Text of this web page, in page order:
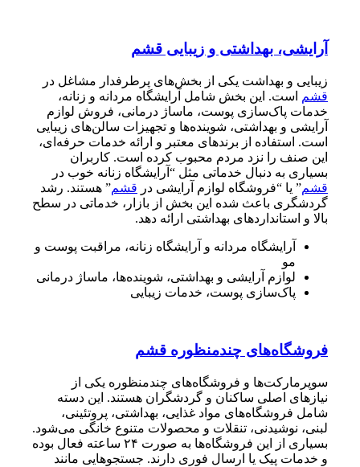
آرایشی، بهداشتی و زیبایی قشم
زیبایی و بهداشت یکی از بخش‌های پرطرفدار مشاغل در
قشم
است. این بخش شامل آرایشگاه مردانه و زنانه،
خدمات پاک‌سازی پوست، ماساژ درمانی، فروش لوازم
آرایشی و بهداشتی، شوینده‌ها و تجهیزات سالن‌های زیبایی
است. استفاده از برندهای معتبر و ارائه خدمات حرفه‌ای،
این صنف را نزد مردم محبوب کرده است. کاربران
بسیاری به دنبال خدماتی مثل “آرایشگاه زنانه خوب در
قشم” یا “فروشگاه لوازم آرایشی در قشم” هستند. رشد
گردشگری باعث شده این بخش از بازار، خدماتی در سطح
بالا و استانداردهای بهداشتی ارائه دهد.
آرایشگاه مردانه و آرایشگاه زنانه، مراقبت پوست و
مو
لوازم آرایشی و بهداشتی، شوینده‌ها، ماساژ درمانی
پاک‌سازی پوست، خدمات زیبایی
فروشگاه‌های چندمنظوره قشم
سوپرمارکت‌ها و فروشگاه‌های چندمنظوره یکی از
نیازهای اصلی ساکنان و گردشگران هستند. این دسته
شامل فروشگاه‌های مواد غذایی، بهداشتی، پروتئینی،
لبنی، نوشیدنی، تنقلات و محصولات متنوع خانگی می‌شود.
بسیاری از این فروشگاه‌ها به صورت ۲۴ ساعته فعال بوده
و خدمات پیک یا ارسال فوری دارند. جستجوهایی مانند